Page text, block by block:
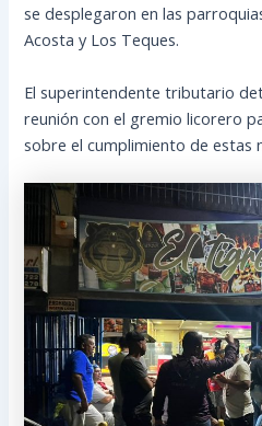
se desplegaron en las
Acosta y Los Teques.
El superintendente tributario
reunión con el gremio licorero
sobre el cumplimiento de estas